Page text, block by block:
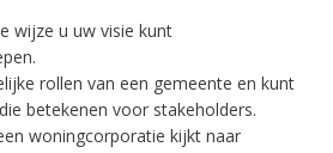
wijze u uw visie kunt
rollen van een gemeente en kunt
betekenen voor stakeholders.
woningcorporatie kijkt naar